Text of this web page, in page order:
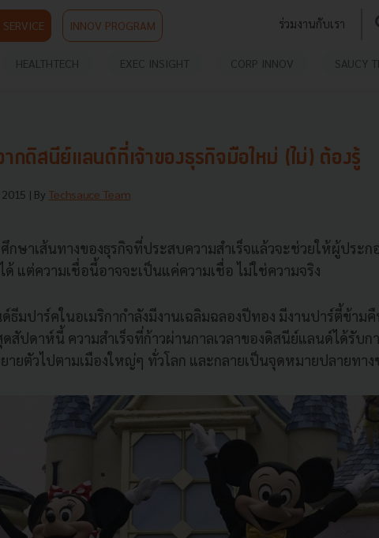
SERVICE INNOV PROGRAM ร่วมงานกับเรา
HEALTHTECH EXEC INSIGHT CORP INNOV SAUCY
ากดิสนีย์แลนด์ที่เจ้าของธุรกิจมือใหม่ (ไม่) ต้องรู้
| By Techsauce Team
ศึกษาเส้นทางของธุรกิจที่ประสบความสำเร็จแล้วจะช่วยให้ผู้ประ
ด้ แต่ความเชื่อนี้อาจจะเป็นแค่ความเชื่อ ไม่ใช่ความจริง
ธีมปาร์คในอเมริกากำลังมีงานเฉลิมฉลองปีทอง มีงานปาร์ตี้ข้าม
ดสัปดาห์นี้ ความสำเร็จที่ก้าวผ่านกาลเวลาของดิสนีย์แลนด์ได้รับ
ายตัวไปตามเมืองใหญ่ๆ ทั่วโลก และกลายเป็นจุดหมายปลายทา